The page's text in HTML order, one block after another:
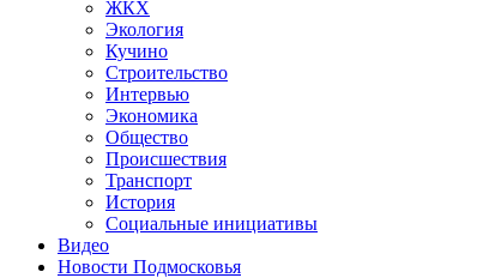
ЖКХ
Экология
Кучино
Строительство
Интервью
Экономика
Общество
Происшествия
Транспорт
История
Социальные инициативы
Видео
Новости Подмосковья